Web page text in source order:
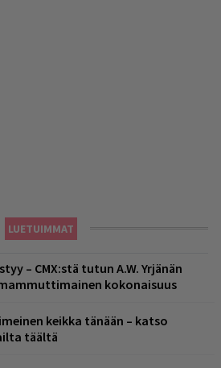
LUETUIMMAT
– CMX:stä tutun A.W. Yrjänän
kokonaisuus
keikka tänään – katso
täältä